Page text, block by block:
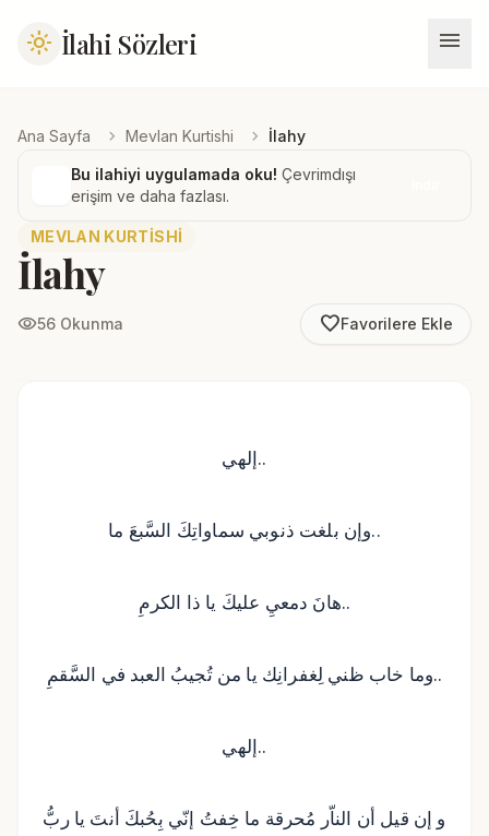
light_mode İlahi Sözleri menu
Ana Sayfa chevron_right Mevlan Kurtishi chevron_right İlahy
Bu ilahiyi uygulamada oku! Çevrimdışı
erişim ve daha fazlası.
MEVLAN KURTISHI
İlahy
visibility56 Okunma favorite_borderFavorilere Ekle
إلهي..
وإن بلغت ذنوبي سماواتِكَ السَّبعَ ما..
هانَ دمعيِ عليكَ يا ذا الكرمِ..
وما خاب ظني لِغفرانِك يا من تُجيبُ العبد في السَّقمِ..
إلهي..
و إن قيل أن الناّر مُحرقة ما خِفتُ إنّي بِحُبكَ أنتَ يا ربُّ